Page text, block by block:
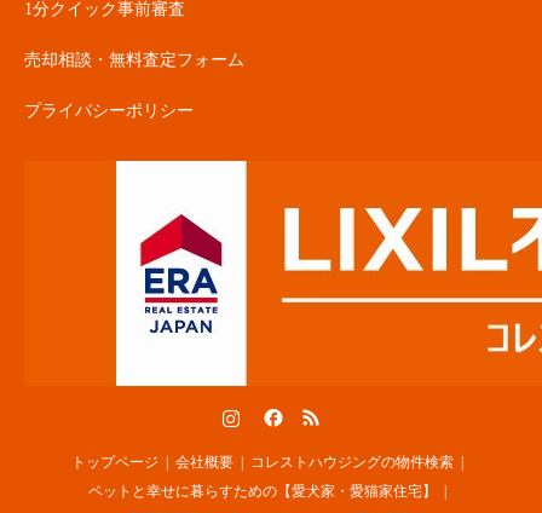
1分クイック事前審査
売却相談・無料査定フォーム
プライバシーポリシー
トップページ 会社概要
コレストハウジングの物件検索
ペットと幸せに暮らすための【愛犬家・愛猫家住宅】